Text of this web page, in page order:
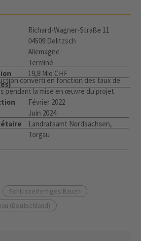
Richard-Wagner-Straße 11
04509 Delitzsch
Allemagne
Terminé
19,8 Mio CHF
converti en fonction des taux de
pendant la mise en œuvre du projet
Février 2022
Juin 2024
Landratsamt Nordsachsen,
Torgau
Schlüsselfertiges Bauen
(Deutschland)